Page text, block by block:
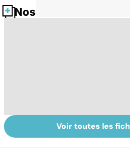
Nos fiches santé
Légionellose, une
infection
Voir toutes les